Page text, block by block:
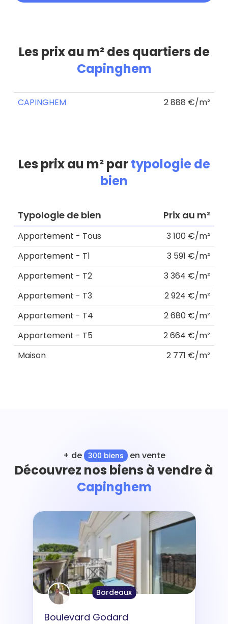
Les prix au m² des quartiers de
Capinghem
CAPINGHEM 2 888 €/m²
Les prix au m² partypologie de
bien
Typologie de bien Prix au m²
Appartement - Tous
3 100 €/m²
Appartement - T1
3 591 €/m²
Appartement - T2
3 364 €/m²
Appartement - T3
2 924 €/m²
Appartement - T4
2 680 €/m²
Appartement - T5
2 664 €/m²
Maison
2 771 €/m²
+ de 300 biens en vente
Découvrez nos biens à vendre à
Capinghem
Bordeaux
Boulevard Godard